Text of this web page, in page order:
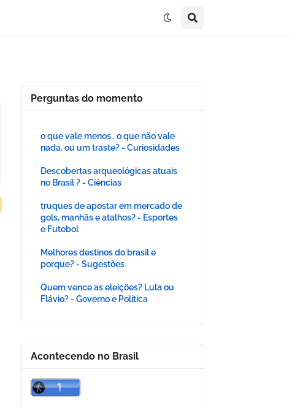
Perguntas do momento
o que vale menos , o que não vale
nada, ou um traste? - Curiosidades
Descobertas arqueológicas atuais
no Brasil ? - Ciências
truques de apostar em mercado de
gols, manhãs e atalhos? - Esportes
e Futebol
Melhores destinos do brasil e
porque? - Sugestões
Quem vence as eleições? Lula ou
Flávio? - Governo e Política
Acontecendo no Brasil